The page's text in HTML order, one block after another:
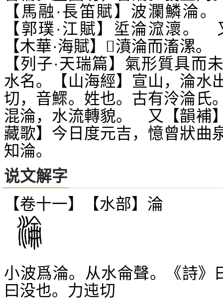
【馬融·長笛賦】波瀾鱗淪
【郭璞·江賦】垽淪溛瀤。
【木華·海賦】 𣽴濆淪而滀漯。
【列子·天瑞篇】氣形質具
水名。【山海經】宣山，淪
切，音鰥。姓也。古有泠淪
混淪，水流轉貌。 又【韻補
藏歌】今日度元吉，憶曾狀曲
知淪。
说文解字
【卷十一】【水部】 淪
小波爲淪。从水侖聲。《詩》
曰没也。力迍切